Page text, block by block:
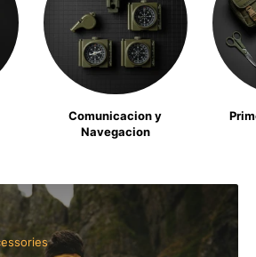
Comunicacion y
Navegacion